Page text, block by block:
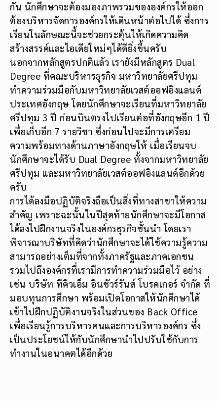
กัน นักศึกษาจะต้องมองภาพรวมขององค์กรให้ออก
ต้องบริหารจัดการองค์กรให้เดินหน้าต่อไปได้ ซึ่งการ
เรียนในลักษณะนี้จะช่วยกระตุ้นให้เกิดความคิด
สร้างสรรค์และไอเดียใหม่ๆได้ดียิ่งขึ้นครับ
นอกจากหลักสูตรปกติแล้ว เรายังมีหลักสูตร Dual
Degree ที่คณะบริหารธุรกิจ มหาวิทยาลัยศรีปทุม
ทำความร่วมมือกับมหาวิทยาลัยเวสต์ออฟอิงแลนด์
ประเทศอังกฤษ โดยนักศึกษาจะเรียนที่มหาวิทยาลัย
ศรีปทุม 3 ปี ก่อนบินตรงไปเรียนต่อที่อังกฤษอีก 1 ปี
เพื่อเก็บอีก 7 รายวิชา ซึ่งก่อนไปจะมีการเตรียม
ความพร้อมทางด้านภาษาอังกฤษให้ เมื่อเรียนจบ
นักศึกษาจะได้รับ Dual Degree ทั้งจากมหาวิทยาลัย
ศรีปทุม และมหาวิทยาลัยเวสต์ออฟอิงแลนด์อีกด้วย
ครับ
การได้ลงมือปฏิบัติจริงถือเป็นสิ่งที่ทางสาขาให้ความ
สำคัญ เพราะฉะนั้นในปีสุดท้ายนักศึกษาจะมีโอกาส
ได้ลงไปฝึกงานจริงในองค์กรธุรกิจชั้นนำ โดยเรา
พิจารณาบริษัทที่คิดว่านักศึกษาจะได้ใช้ความรู้ความ
สามารถอย่างเต็มที่จากทั้งภาครัฐและภาคเอกชน
รวมไปถึงองค์กรที่เรามีการทำความร่วมมือไว้ อย่าง
เช่น บริษัท ทีคิวเอ็ม อินชัวร์รันส์ โบรคเกอร์ จำกัด ที่
มอบทุนการศึกษา พร้อมเปิดโอกาสให้นักศึกษาได้
เข้าไปฝึกปฏิบัติงานจริงในส่วนของ Back Office
เพื่อเรียนรู้การบริหารคนและการบริหารองค์กร ซึ่ง
เป็นประโยชน์ให้กับนักศึกษานำไปปรับใช้กับการ
ทำงานในอนาคตได้อีกด้วย